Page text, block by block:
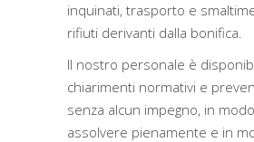
inquinati, trasporto e
rifiuti derivanti dalla bonifica.
Il nostro personale è
chiarimenti normativi e
senza alcun impegno, in
assolvere pienamente e in